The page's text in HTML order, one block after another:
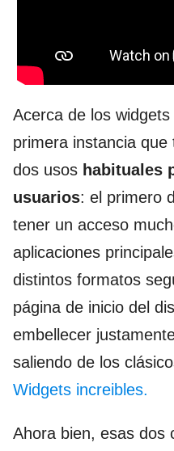
Acerca de los
primera instancia
dos usos habituales
usuarios: el primero
tener un acceso
aplicaciones
distintos formatos
página de inicio del
embellecer
saliendo de los
Widgets increibles.
Ahora bien, esas dos